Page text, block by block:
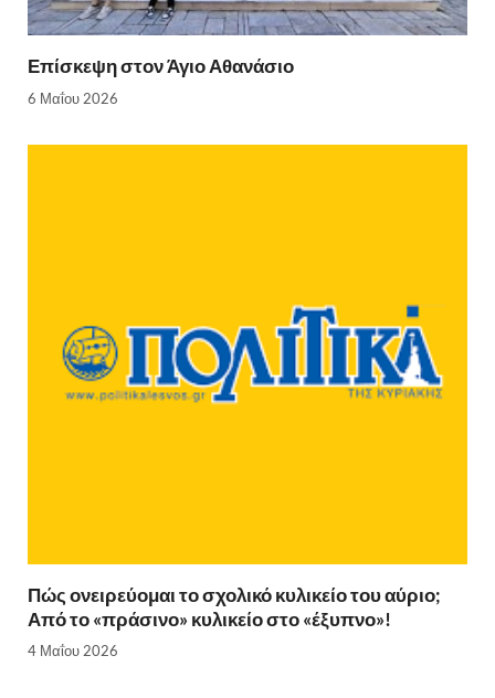
Επίσκεψη στον Άγιο Αθανάσιο
6 Μαΐου 2026
Πώς ονειρεύομαι το σχολικό κυλικείο του αύριο;
Από το «πράσινο» κυλικείο στο «έξυπνο»!
4 Μαΐου 2026